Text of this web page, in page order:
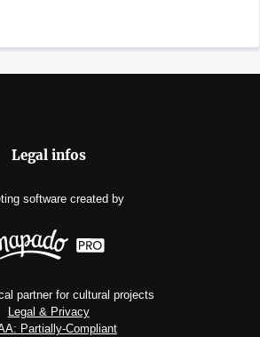
Legal infos
software created by
partner for cultural projects
Legal & Privacy
Partially-Compliant